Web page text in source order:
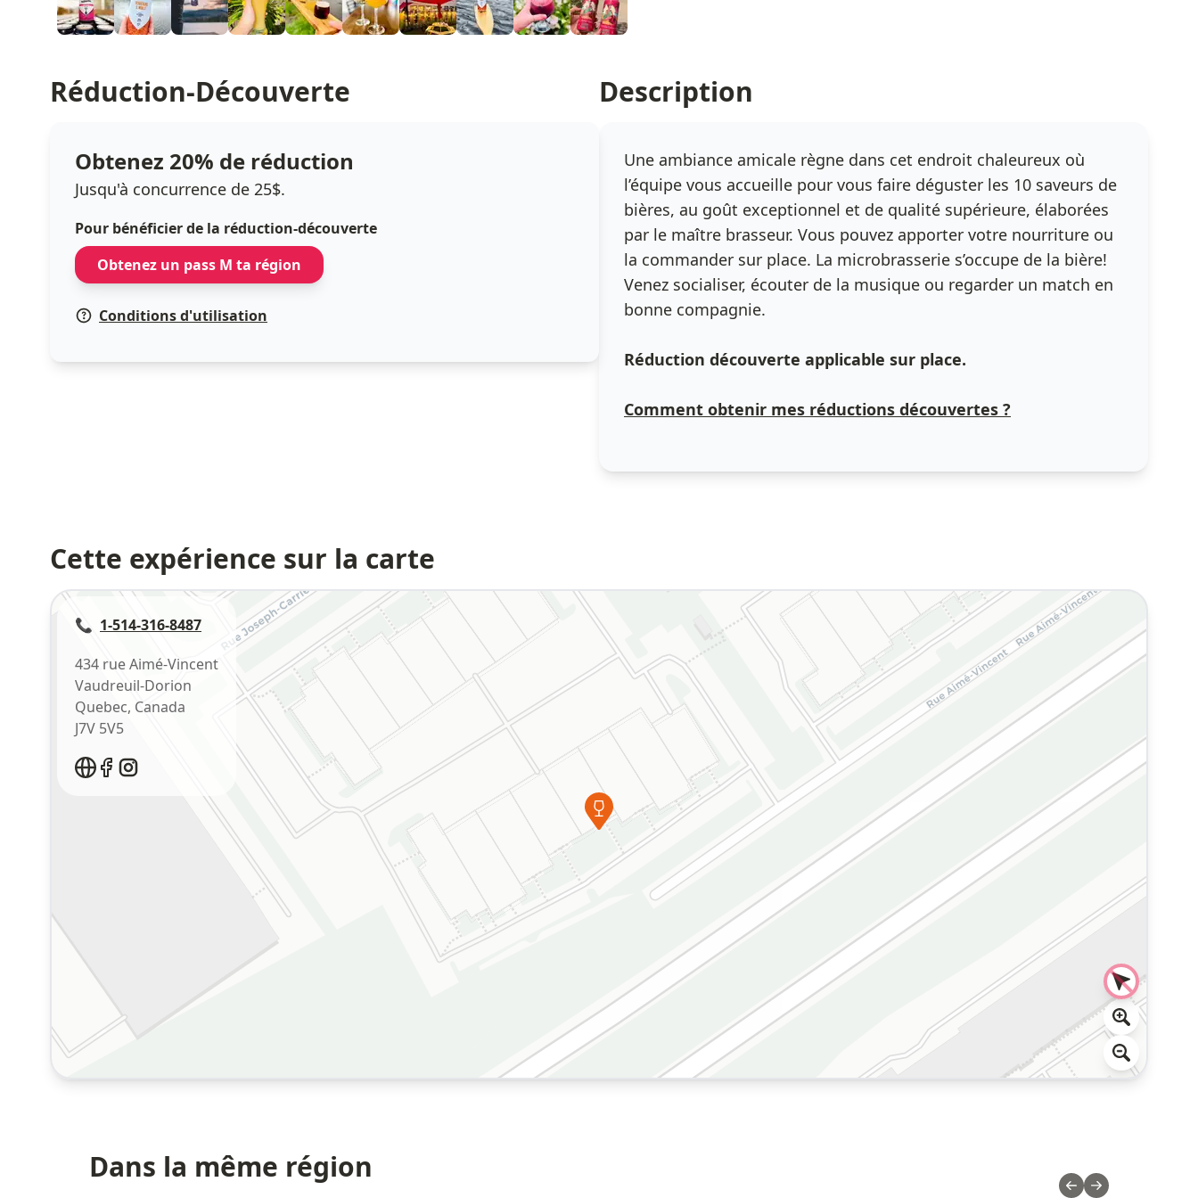
Réduction-Découverte
Obtenez 20% de réduction
Jusqu'à concurrence de 25$.
Pour bénéficier de la réduction-découverte
Obtenez un pass M ta région
Conditions d'utilisation
Description
Une ambiance amicale règne dans cet endroit chaleureux où
l’équipe vous accueille pour vous faire déguster les 10 saveurs de
bières, au goût exceptionnel et de qualité supérieure, élaborées
par le maître brasseur. Vous pouvez apporter votre nourriture ou
la commander sur place. La microbrasserie s’occupe de la bière!
Venez socialiser, écouter de la musique ou regarder un match en
bonne compagnie.
Réduction découverte applicable sur place.
Comment obtenir mes réductions découvertes ?
Cette expérience sur la carte
📞 1-514-316-8487
434 rue Aimé-Vincent
Vaudreuil-Dorion
Quebec, Canada
J7V 5V5
Dans la même région